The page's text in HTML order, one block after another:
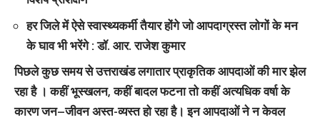
हर जिले में ऐसे स्वास्थ्यकर्मी तैयार होंगे जो आपदाग्रस्त लोगों के मन
के घाव भी भरेंगे : डॉ. आर. राजेश कुमार
पिछले कुछ समय से उत्तराखंड लगातार प्राकृतिक आपदाओं की मार झेल
रहा है । कहीं भूस्खलन, कहीं बादल फटना तो कहीं अत्यधिक वर्षा के
कारण जन–जीवन अस्त-व्यस्त हो रहा है। इन आपदाओं ने न केवल